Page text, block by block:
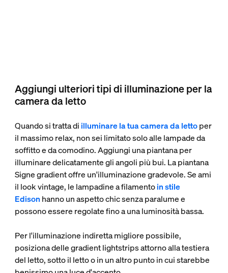
Aggiungi ulteriori tipi di illuminazione per la
camera da letto
Quando si tratta di illuminare la tua camera da lettoper
il massimo relax, non sei limitato solo alle lampade da
soffitto e da comodino. Aggiungi una piantana per
illuminare delicatamente gli angoli più bui. La piantana
Signe gradient offre un'illuminazione gradevole. Se ami
il look vintage, le lampadine a filamentoin stile
Edison hanno un aspetto chic senza paralume e
possono essere regolate fino a una luminosità bassa.
Per l'illuminazione indiretta migliore possibile,
posiziona delle gradient lightstrips attorno alla testiera
del letto, sotto il letto o in un altro punto in cui starebbe